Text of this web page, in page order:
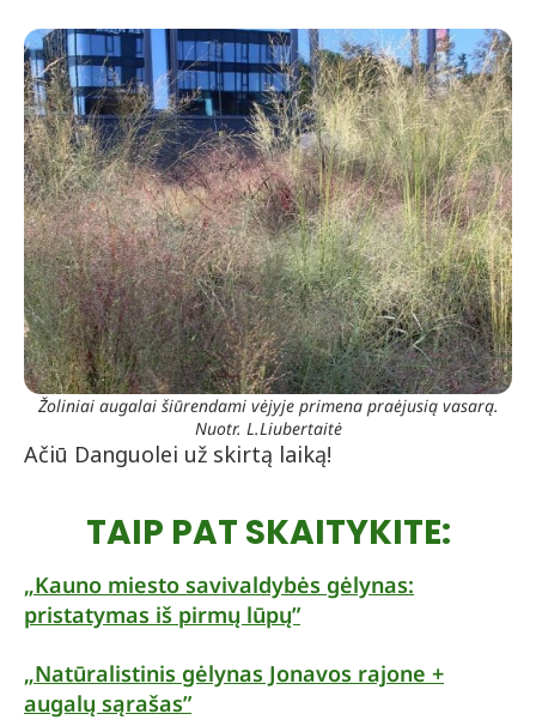
Žoliniai augalai šiūrendami vėjyje primena praėjusią vasarą.
Nuotr. L.Liubertaitė
Ačiū Danguolei už skirtą laiką!
TAIP PAT SKAITYKITE:
„Kauno miesto savivaldybės gėlynas:
pristatymas iš pirmų lūpų”
„Natūralistinis gėlynas Jonavos rajone +
augalų sąrašas”